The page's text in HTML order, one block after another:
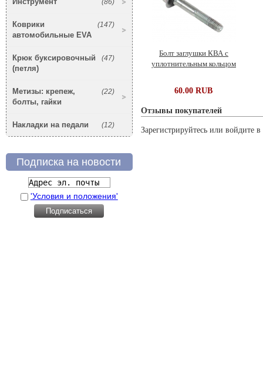
(86)
(147)
Коврики
автомобильные EVA
(47)
Крюк буксировочный
(петля)
(22)
Метизы: крепеж,
болты, гайки
(12)
Накладки на педали
Подписка на новости
'Условия и положения'
Болт заглушки КВА с
уплотнительным кольцом
60.00 RUB
Отзывы покупателей
Зарегистрируйтесь или войдите